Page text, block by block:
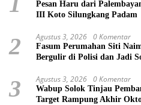
Pesan Haru dari
III Koto Silungkang Padam
2 Agustus 3, 2026 0 Komentar
Fasum Perumahan Siti
Bergulir di Polisi dan Jadi
3 Agustus 3, 2026 0 Komentar
Wabup Solok Tinjau
Target Rampung Akhir